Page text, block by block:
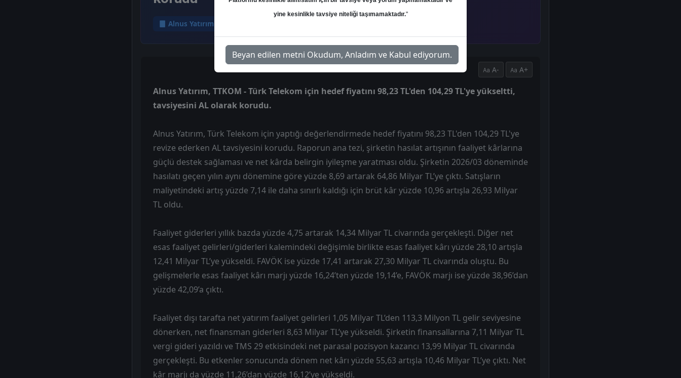
Alnus Yatırım
A- A+
Alnus Yatırım, TTKOM - Türk Telekom için hedef fiyatını 98,23 TL'den 104,29 TL'ye yükseltti,
tavsiyesini AL olarak korudu.
Alnus Yatırım, Türk Telekom için yaptığı değerlendirmede hedef fiyatını 98,23 TL'den 104,29 TL'ye
revize ederken AL tavsiyesini korudu. Raporun ana tezi, şirketin hasılat artışının faaliyet kârlarına
güçlü destek sağlaması ve net kârda belirgin iyileşme yaratması oldu. Şirketin 2026/03 döneminde
hasılatı geçen yılın aynı dönemine göre yüzde 8,69 artarak 64,86 Milyar TL’ye çıktı. Satışların
maliyetindeki artış yüzde 7,14 ile daha sınırlı kaldığı için brüt kâr yüzde 10,96 artışla 26,93 Milyar
TL oldu.
Faaliyet giderleri yıllık bazda yüzde 4,75 artarak 14,34 Milyar TL civarında gerçekleşti. Diğer net
esas faaliyet gelirleri/giderleri kalemindeki değişimle birlikte esas faaliyet kârı yüzde 28,10 artışla
12,41 Milyar TL’ye yükseldi. FAVÖK ise yüzde 17,41 artarak 27,30 Milyar TL civarında oluştu. Bu
gelişmelerle esas faaliyet kârı marjı yüzde 16,24’ten yüzde 19,14’e, FAVÖK marjı ise yüzde 38,96’dan
yüzde 42,09’a çıktı.
Faaliyet dışı tarafta net yatırım faaliyet gelirleri 1,05 Milyar TL’den 113,3 Milyon TL gelir seviyesine
dönerken, net finansman giderleri 8,63 Milyar TL’ye yükseldi. Şirketin finansallarına 7,11 Milyar TL
vergi gideri yazıldı ve TMS 29 etkisindeki net parasal pozisyon kazancı 13,99 Milyar TL civarında
gerçekleşti. Bu etkenler sonucunda dönem net kârı yüzde 55,63 artışla 10,46 Milyar TL’ye çıktı. Net
kâr marjı da yüzde 11,26’dan yüzde 16,12’ye yükseldi.
yine kesinlikle tavsiye niteliği taşımamaktadır."
Beyan edilen metni Okudum, Anladım ve Kabul ediyorum.